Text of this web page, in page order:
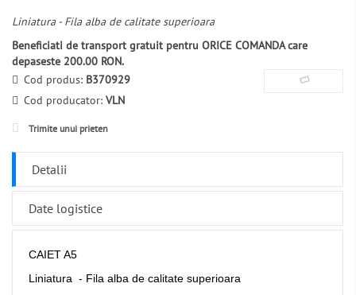
Liniatura - Fila alba de calitate superioara
Beneficiati de transport gratuit pentru ORICE COMANDA care
depaseste 200.00 RON.
Cod produs: B370929
Cod producator: VLN
Trimite unui prieten
Detalii
Date logistice
CAIET A5
Liniatura - Fila alba de calitate superioara